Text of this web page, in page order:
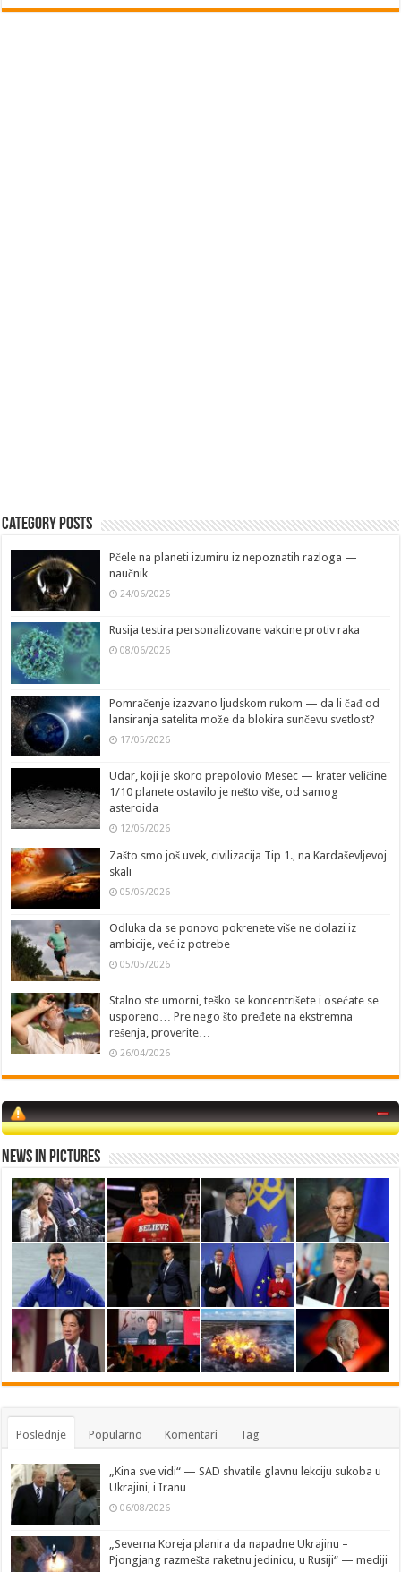
Category Posts
Pčele na planeti izumiru iz nepoznatih razloga —
naučnik
24/06/2026
Rusija testira personalizovane vakcine protiv raka
08/06/2026
Pomračenje izazvano ljudskom rukom — da li čađ od
lansiranja satelita može da blokira sunčevu svetlost?
17/05/2026
Udar, koji je skoro prepolovio Mesec — krater veličine
1/10 planete ostavilo je nešto više, od samog
asteroida
12/05/2026
Zašto smo još uvek, civilizacija Tip 1., na Kardaševljevoj
skali
05/05/2026
Odluka da se ponovo pokrenete više ne dolazi iz
ambicije, već iz potrebe
05/05/2026
Stalno ste umorni, teško se koncentrišete i osećate se
usporeno… Pre nego što pređete na ekstremna
rešenja, proverite…
26/04/2026
News in Pictures
Poslednje Popularno Komentari Tag
„Kina sve vidi“ — SAD shvatile glavnu lekciju sukoba u
Ukrajini, i Iranu
06/08/2026
„Severna Koreja planira da napadne Ukrajinu –
Pjongjang razmešta raketnu jedinicu, u Rusiji“ — mediji